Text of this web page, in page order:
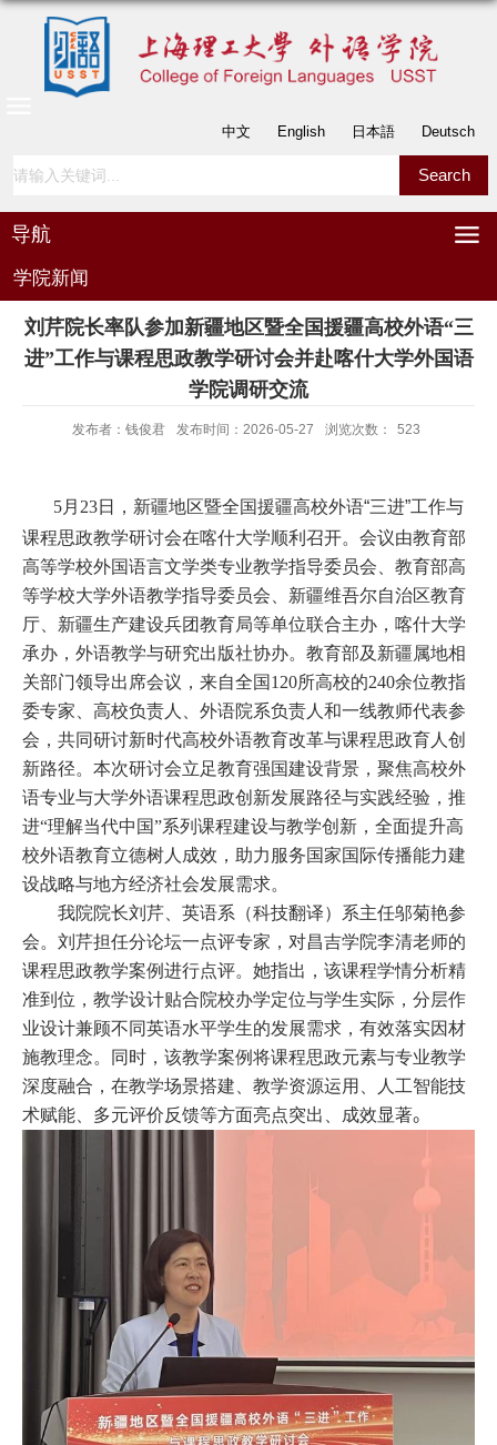
中文 English 日本語 Deutsch
导航
学院新闻
刘芹院长率队参加新疆地区暨全国援疆高校外语“三
进”工作与课程思政教学研讨会并赴喀什大学外国语
学院调研交流
发布者：钱俊君 发布时间：2026-05-27 浏览次数： 523
5月 23日，新疆地区暨全国援疆高校外语“三进”工作与
课程思政教学研讨会在喀什大学顺利召开。会议由教育部
高等学校外国语言文学类专业教学指导委员会、教育部高
等学校大学外语教学指导委员会、新疆维吾尔自治区教育
厅、新疆生产建设兵团教育局等单位联合主办，喀什大学
承办，外语教学与研究出版社协办。教育部及新疆属地相
关部门领导出席会议，来自全国 120所高校的240余位教指
委专家、高校负责人、外语院系负责人和一线教师代表参
会，共同研讨新时代高校外语教育改革与课程思政育人创
新路径。本次研讨会立足教育强国建设背景，聚焦高校外
语专业与大学外语课程思政创新发展路径与实践经验，推
进“理解当代中国”系列课程建设与教学创新，全面提升高
校外语教育立德树人成效，助力服务国家国际传播能力建
设战略与地方经济社会发展需求。
我院院长刘芹、英语系（科技翻译）系主任邬菊艳参
会。刘芹担任分论坛一点评专家，对昌吉学院李清老师的
课程思政教学案例进行点评。她指出，该课程学情分析精
准到位，教学设计贴合院校办学定位与学生实际，分层作
业设计兼顾不同英语水平学生的发展需求，有效落实因材
施教理念。同时，该教学案例将课程思政元素与专业教学
深度融合，在教学场景搭建、教学资源运用、人工智能技
术赋能、多元评价反馈等方面亮点突出、成效显著。